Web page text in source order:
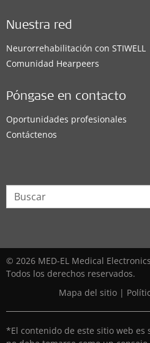
Nuestra red
Neurorrehabilitación con STIWELL
Comunidad Hearpeers
Póngase en contacto
Oportunidades profesionales
Contáctenos
© 2026 MED-EL Medical
Todos los derechos reservados.
Mapa del sitio |
*El contenido de este sitio web es